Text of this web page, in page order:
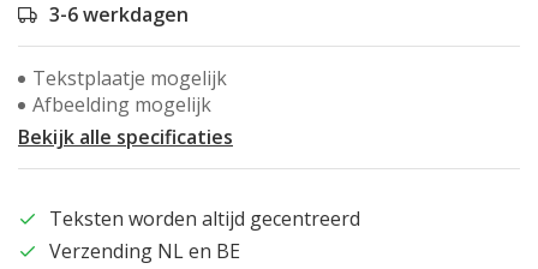
3-6 werkdagen
Tekstplaatje mogelijk
Afbeelding mogelijk
Bekijk alle specificaties
Teksten worden altijd gecentreerd
Verzending NL en BE